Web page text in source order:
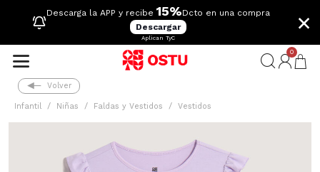
Descarga la APP y recibe 15%Dcto en una compra
Descargar
Aplican TyC
×
0
Volver
Infantil Niñas Faldas y Vestidos Vestidos